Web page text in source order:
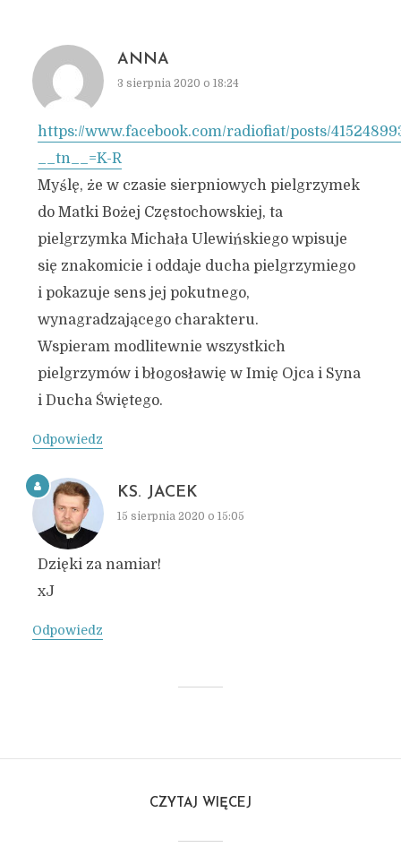
ANNA
3 sierpnia 2020 o 18:24
https://www.facebook.com/radiofiat/posts/
__tn__=K-R
Myślę, że w czasie sierpniowych pielgrzymek
do Matki Bożej Częstochowskiej, ta
pielgrzymka Michała Ulewińskiego wpisuje
się znakomicie i oddaje ducha pielgrzymiego
i pokazuje sens jej pokutnego,
wynagradzającego charakteru.
Wspieram modlitewnie wszystkich
pielgrzymów i błogosławię w Imię Ojca i Syna
i Ducha Świętego.
Odpowiedz
KS. JACEK
15 sierpnia 2020 o 15:05
Dzięki za namiar!
xJ
Odpowiedz
CZYTAJ WIĘCEJ